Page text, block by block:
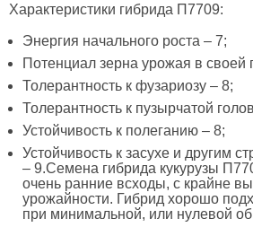
Характеристики гибрида П7709:
Энергия начального роста – 7;
Потенциал зерна урожая в своей
Толерантность к фузариозу – 8;
Толерантность к пузырчатой
Устойчивость к полеганию – 8;
Устойчивость к засухе и другим
– 9.Семена гибрида кукурузы
очень ранние всходы, с крайне
урожайности. Гибрид хорошо
при минимальной, или нулевой